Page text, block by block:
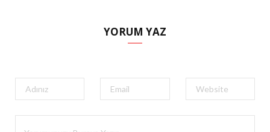
YORUM YAZ